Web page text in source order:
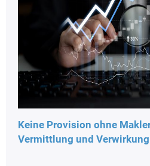
Keine Provision ohne
Vermittlung und Verwirkung